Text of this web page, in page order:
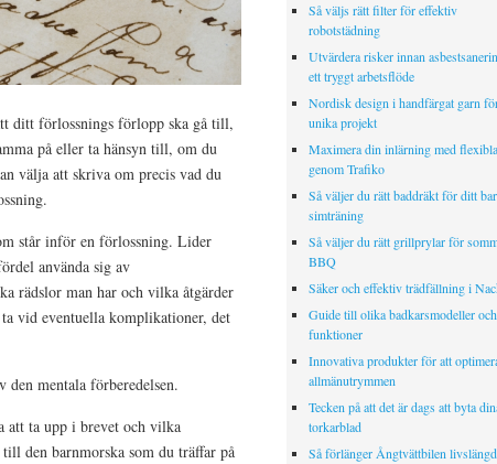
ditt förlossnings förlopp ska gå till,
på eller ta hänsyn till, om du
välja att skriva om precis vad du
står inför en förlossning. Lider
använda sig av
rädslor man har och vilka åtgärder
vid eventuella komplikationer, det
den mentala förberedelsen.
att ta upp i brevet och vilka
den barnmorska som du träffar på
Så väljs rätt filter för effektiv
robotstädning
Utvärdera risker innan
ett tryggt arbetsflöde
Nordisk design i handfärgat garn
unika projekt
Maximera din inlärning med
genom Trafiko
Så väljer du rätt baddräkt för ditt
simträning
Så väljer du rätt grillprylar för
BBQ
Säker och effektiv trädfällning i
Guide till olika badkarsmodeller
funktioner
Innovativa produkter för att
allmänutrymmen
Tecken på att det är dags att byta
torkarblad
Så förlänger Ångtvättbilen